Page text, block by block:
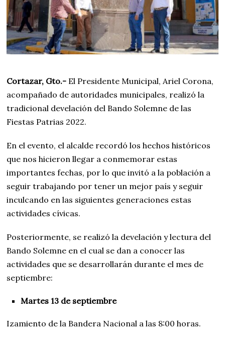
e
d
e
2
2
2
Cortazar, Gto.- El Presidente Municipal, Ariel Corona,
acompañado de autoridades municipales, realizó la
tradicional develación del Bando Solemne de las
Fiestas Patrias 2022.
En el evento, el alcalde recordó los hechos históricos
que nos hicieron llegar a conmemorar estas
importantes fechas, por lo que invitó a la población a
seguir trabajando por tener un mejor país y seguir
inculcando en las siguientes generaciones estas
actividades cívicas.
Posteriormente, se realizó la develación y lectura del
Bando Solemne en el cual se dan a conocer las
actividades que se desarrollarán durante el mes de
septiembre:
Martes 13 de septiembre
Izamiento de la Bandera Nacional a las 8:00 horas.